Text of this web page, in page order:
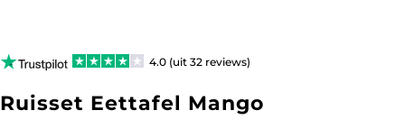
4.0 (uit 32 reviews)
Ruisset Eettafel Mango